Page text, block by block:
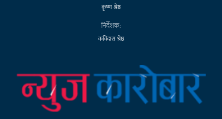
कृष्ण श्रेष्ठ
निर्देशक:
कविदास श्रेष्ठ